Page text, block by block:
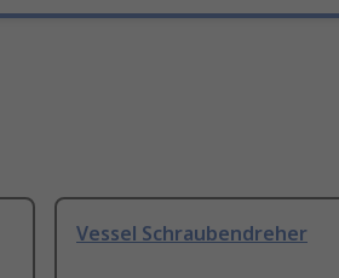
Vessel Schraubendreher